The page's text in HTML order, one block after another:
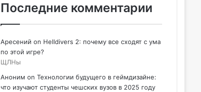
Последние комментарии
Аресений on Helldivers 2: почему все сходят с ума
по этой игре?
ЩЛНы
Аноним on Технологии будущего в геймдизайне:
что изучают студенты чешских вузов в 2025 году